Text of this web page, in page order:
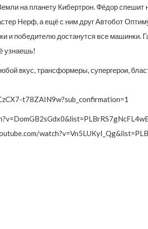
на планету Кибертрон. Фёдор
Нерф, а ещё с ним друг Автобот
и победителю достанутся все машинки.
узнаешь!
вкус, трансформеры, супергерои,
t78ZAIN9w?sub_confirmation=1